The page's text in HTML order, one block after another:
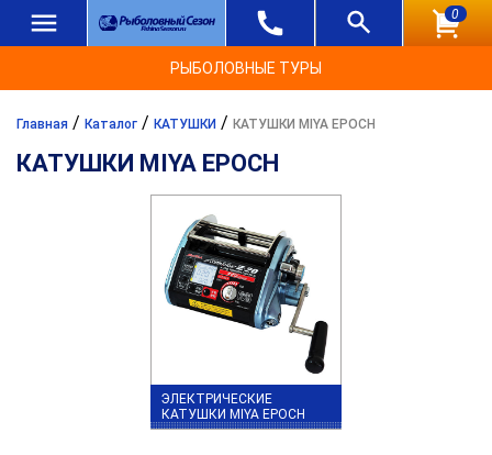
0
РЫБОЛОВНЫЕ ТУРЫ
Главная / Каталог / КАТУШКИ / КАТУШКИ MIYA EPOCH
КАТУШКИ MIYA EPOCH
ЭЛЕКТРИЧЕСКИЕ
КАТУШКИ MIYA EPOCH